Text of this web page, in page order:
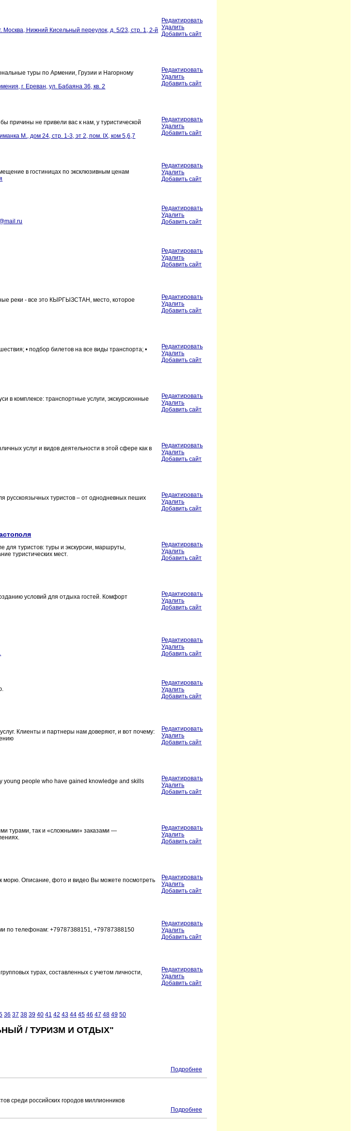
Москва, Нижний Кисельный переулок, д. 5/23, стр. 1, 2-й
Редактировать
Удалить
Добавить сайт
туры по Армении, Грузии и Нагорному
г. Ереван, ул. Бабаяна 36, кв. 2
Редактировать
Удалить
Добавить сайт
причины не привели вас к нам, у туристической
М., дом 24, стр. 1-3, эт 2, пом. IX, ком 5,6,7
Редактировать
Удалить
Добавить сайт
в гостиницах по эксклюзивным ценам
Редактировать
Удалить
Добавить сайт
Редактировать
Удалить
Добавить сайт
Редактировать
Удалить
Добавить сайт
реки - все это КЫРГЫЗСТАН, место, которое
Редактировать
Удалить
Добавить сайт
• подбор билетов на все виды транспорта; •
Редактировать
Удалить
Добавить сайт
в комплексе: транспортные услуги, экскурсионные
Редактировать
Удалить
Добавить сайт
услуг и видов деятельности в этой сфере как в
Редактировать
Удалить
Добавить сайт
русскоязычных туристов – от однодневных пеших
Редактировать
Удалить
Добавить сайт
для туристов: туры и экскурсии, маршруты,
туристических мест.
Редактировать
Удалить
Добавить сайт
условий для отдыха гостей. Комфорт
Редактировать
Удалить
Добавить сайт
Редактировать
Удалить
Добавить сайт
Редактировать
Удалить
Добавить сайт
Клиенты и партнеры нам доверяют, и вот почему:
Редактировать
Удалить
Добавить сайт
young people who have gained knowledge and skills
Редактировать
Удалить
Добавить сайт
турами, так и «сложными» заказами —
Редактировать
Удалить
Добавить сайт
морю. Описание, фото и видео Вы можете посмотреть
Редактировать
Удалить
Добавить сайт
по телефонам: +79787388151, +79787388150
Редактировать
Удалить
Добавить сайт
турах, составленных с учетом личности,
Редактировать
Удалить
Добавить сайт
36 37 38 39 40 41 42 43 44 45 46 47 48 49 50
/ ТУРИЗМ И ОТДЫХ"
Подробнее
среди российских городов миллионников
Подробнее